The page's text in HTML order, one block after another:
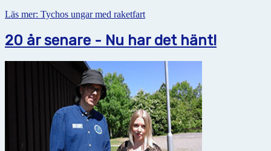
Läs mer: Tychos ungar med raketfart
20 år senare - Nu har det hänt!